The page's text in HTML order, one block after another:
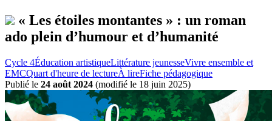
« Les étoiles montantes » : un roman
ado plein d’humour et d’humanité
Cycle 4Éducation artistiqueLittérature jeunesseVivre ensemble et
EMCQuart d'heure de lectureÀ lireFiche pédagogique
Publié le 24 août 2024 (modifié le 18 juin 2025)